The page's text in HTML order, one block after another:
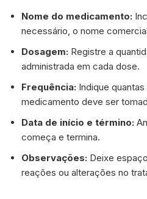
Nome do medicamento:
necessário, o nome
Dosagem: Registre a
administrada em cada dose.
Frequência: Indique
medicamento deve ser
Data de início e término:
começa e termina.
Observações: Deixe
reações ou alterações no